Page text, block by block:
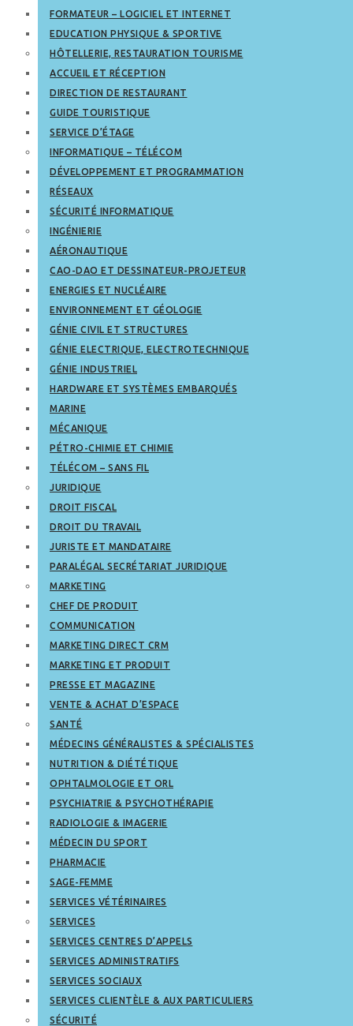
FORMATEUR – LOGICIEL ET INTERNET
EDUCATION PHYSIQUE & SPORTIVE
HÔTELLERIE, RESTAURATION TOURISME
ACCUEIL ET RÉCEPTION
DIRECTION DE RESTAURANT
GUIDE TOURISTIQUE
SERVICE D’ÉTAGE
INFORMATIQUE – TÉLÉCOM
DÉVELOPPEMENT ET PROGRAMMATION
RÉSEAUX
SÉCURITÉ INFORMATIQUE
INGÉNIERIE
AÉRONAUTIQUE
CAO-DAO ET DESSINATEUR-PROJETEUR
ENERGIES ET NUCLÉAIRE
ENVIRONNEMENT ET GÉOLOGIE
GÉNIE CIVIL ET STRUCTURES
GÉNIE ELECTRIQUE, ELECTROTECHNIQUE
GÉNIE INDUSTRIEL
HARDWARE ET SYSTÈMES EMBARQUÉS
MARINE
MÉCANIQUE
PÉTRO-CHIMIE ET CHIMIE
TÉLÉCOM – SANS FIL
JURIDIQUE
DROIT FISCAL
DROIT DU TRAVAIL
JURISTE ET MANDATAIRE
PARALÉGAL SECRÉTARIAT JURIDIQUE
MARKETING
CHEF DE PRODUIT
COMMUNICATION
MARKETING DIRECT CRM
MARKETING ET PRODUIT
PRESSE ET MAGAZINE
VENTE & ACHAT D’ESPACE
SANTÉ
MÉDECINS GÉNÉRALISTES & SPÉCIALISTES
NUTRITION & DIÉTÉTIQUE
OPHTALMOLOGIE ET ORL
PSYCHIATRIE & PSYCHOTHÉRAPIE
RADIOLOGIE & IMAGERIE
MÉDECIN DU SPORT
PHARMACIE
SAGE-FEMME
SERVICES VÉTÉRINAIRES
SERVICES
SERVICES CENTRES D’APPELS
SERVICES ADMINISTRATIFS
SERVICES SOCIAUX
SERVICES CLIENTÈLE & AUX PARTICULIERS
SÉCURITÉ